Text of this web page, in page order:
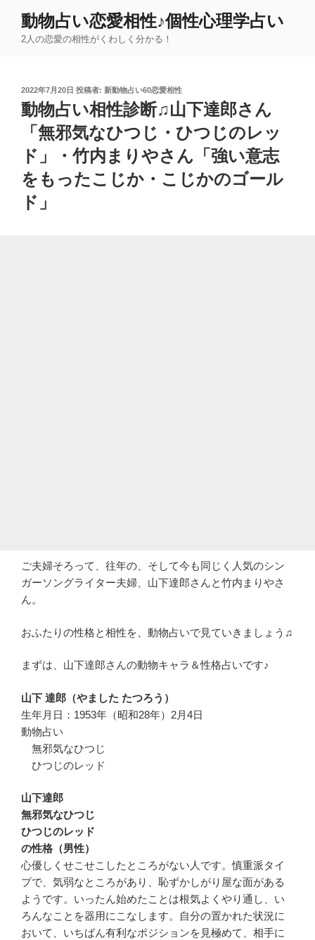
動物占い恋愛相性♪個性心理学占い
2人の恋愛の相性がくわしく分かる！
投
稿
日:
2022年7月20日 投稿者: 新動物占い60恋愛相性
動物占い相性診断♫山下達郎さん
「無邪気なひつじ・ひつじのレッ
ド」・竹内まりやさん「強い意志
をもったこじか・こじかのゴール
ド」
ご夫婦そろって、往年の、そして今も同じく人気のシン
ガーソングライター夫婦、山下達郎さんと竹内まりやさ
ん。
おふたりの性格と相性を、動物占いで見ていきましょう♫
まずは、山下達郎さんの動物キャラ＆性格占いです♪
山下 達郎（やました たつろう）
生年月日：1953年（昭和28年）2月4日
動物占い
無邪気なひつじ
ひつじのレッド
山下達郎
無邪気なひつじ
ひつじのレッド
の性格（男性）
心優しくせこせこしたところがない人です。慎重派タイ
プで、気弱なところがあり、恥ずかしがり屋な面がある
ようです。いったん始めたことは根気よくやり通し、い
ろんなことを器用にこなします。自分の置かれた状況に
おいて、いちばん有利なポジションを見極めて、相手に